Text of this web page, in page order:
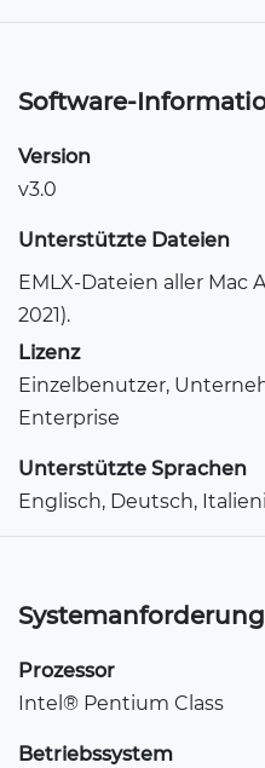
Software-
Version
v3.0
Unterstützte Dateien
EMLX-Dateien aller Mac
2021).
Lizenz
Einzelbenutzer,
Enterprise
Unterstützte Sprachen
Englisch, Deutsch,
Prozessor
Intel® Pentium Class
Betriebssystem